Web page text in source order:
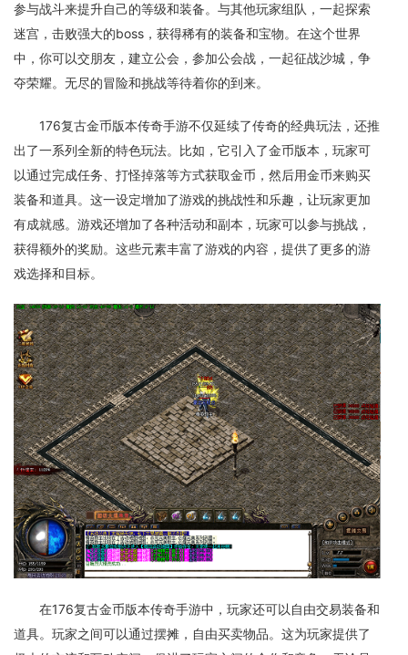
参与战斗来提升自己的等级和装备。与其他玩家组队，一起探索
迷宫，击败强大的boss，获得稀有的装备和宝物。在这个世界
中，你可以交朋友，建立公会，参加公会战，一起征战沙城，争
夺荣耀。无尽的冒险和挑战等待着你的到来。
176复古金币版本传奇手游不仅延续了传奇的经典玩法，还推
出了一系列全新的特色玩法。比如，它引入了金币版本，玩家可
以通过完成任务、打怪掉落等方式获取金币，然后用金币来购买
装备和道具。这一设定增加了游戏的挑战性和乐趣，让玩家更加
有成就感。游戏还增加了各种活动和副本，玩家可以参与挑战，
获得额外的奖励。这些元素丰富了游戏的内容，提供了更多的游
戏选择和目标。
在176复古金币版本传奇手游中，玩家还可以自由交易装备和
道具。玩家之间可以通过摆摊，自由买卖物品。这为玩家提供了